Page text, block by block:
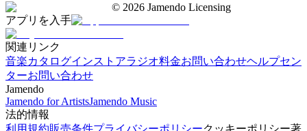
© 2026 Jamendo Licensing
アプリを入手
関連リンク
音楽カタログインストアラジオ料金お問い合わせヘルプセン
ターお問い合わせ
Jamendo
Jamendo for ArtistsJamendo Music
法的情報
利用規約販売条件プライバシーポリシークッキーポリシー著